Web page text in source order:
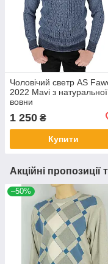
Чоловічий светр AS
2022 Mavi з натуральної
вовни
1 250 ₴
Купити
Акційні пропозиції
–50%